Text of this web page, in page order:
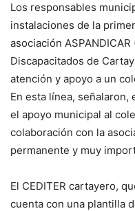
Los responsables
instalaciones de la
asociación
Discapacitados de
atención y apoyo a un
En esta línea,
el apoyo municipal al
colaboración con la
permanente y muy
El CEDITER cartayero,
cuenta con una plantilla